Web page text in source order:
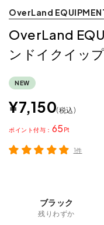
OverLand
OverLand
ンドイクイッ
NEW
¥7,150 税込
65
ポイント
1件
ブラック
残りわずか